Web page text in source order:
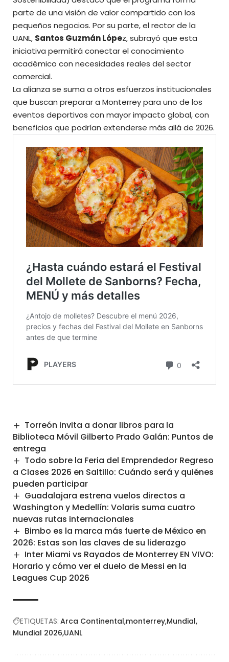
parte de una visión de valor compartido con los
pequeños negocios. Por su parte, el rector de la
UANL, Santos Guzmán López, subrayó que esta
iniciativa permitirá conectar el conocimiento
académico con necesidades reales del sector
comercial.
La alianza se suma a otros esfuerzos institucionales
que buscan preparar a Monterrey para uno de los
eventos deportivos con mayor impacto global, con
beneficios que podrían extenderse más allá de 2026.
Torreón invita a donar libros para la
Biblioteca Móvil Gilberto Prado Galán: Puntos de
entrega
Todo sobre la Feria del Emprendedor Regreso
a Clases 2026 en Saltillo: Cuándo será y quiénes
pueden participar
Guadalajara estrena vuelos directos a
Washington y Medellín: Volaris suma cuatro
nuevas rutas internacionales
Bimbo es la marca más fuerte de México en
2026: Estas son las claves de su liderazgo
Inter Miami vs Rayados de Monterrey EN VIVO:
Horario y cómo ver el duelo de Messi en la
Leagues Cup 2026
ETIQUETAS: Arca Continental monterrey Mundial
Mundial 2026 UANL